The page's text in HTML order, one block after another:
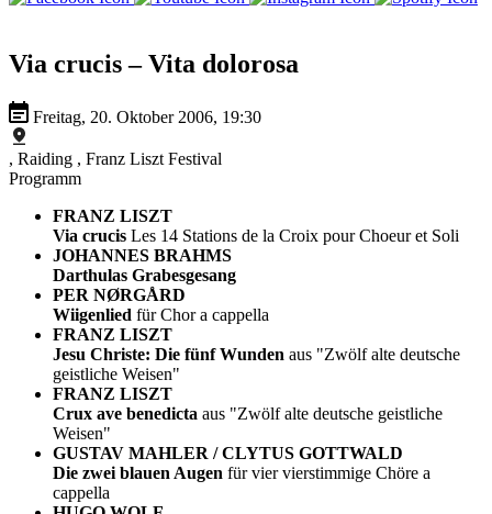
Via crucis – Vita dolorosa
Freitag, 20. Oktober 2006, 19:30
, Raiding , Franz Liszt Festival
Programm
FRANZ LISZT
Via crucis Les 14 Stations de la Croix pour Choeur et Soli
JOHANNES BRAHMS
Darthulas Grabesgesang
PER NØRGÅRD
Wiigenlied für Chor a cappella
FRANZ LISZT
Jesu Christe: Die fünf Wunden aus "Zwölf alte deutsche
geistliche Weisen"
FRANZ LISZT
Crux ave benedicta aus "Zwölf alte deutsche geistliche
Weisen"
GUSTAV MAHLER / CLYTUS GOTTWALD
Die zwei blauen Augen für vier vierstimmige Chöre a
cappella